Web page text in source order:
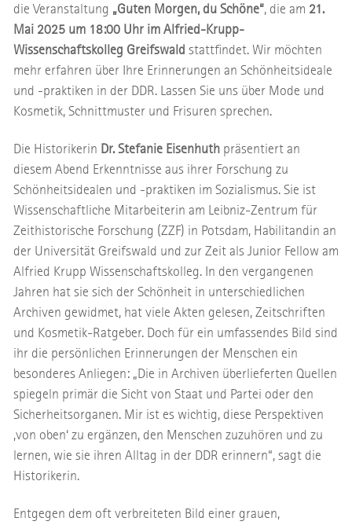
die Veranstaltung „Guten Morgen, du Schöne“, die am 21.
Mai 2025 um 18:00 Uhr im Alfried-Krupp-
Wissenschaftskolleg Greifswald stattfindet. Wir möchten
mehr erfahren über Ihre Erinnerungen an Schönheitsideale
und -praktiken in der DDR. Lassen Sie uns über Mode und
Kosmetik, Schnittmuster und Frisuren sprechen.
Die Historikerin Dr. Stefanie Eisenhuthpräsentiert an
diesem Abend Erkenntnisse aus ihrer Forschung zu
Schönheitsidealen und -praktiken im Sozialismus. Sie ist
Wissenschaftliche Mitarbeiterin am Leibniz-Zentrum für
Zeithistorische Forschung (ZZF) in Potsdam, Habilitandin an
der Universität Greifswald und zur Zeit als Junior Fellow am
Alfried Krupp Wissenschaftskolleg. In den vergangenen
Jahren hat sie sich der Schönheit in unterschiedlichen
Archiven gewidmet, hat viele Akten gelesen, Zeitschriften
und Kosmetik-Ratgeber. Doch für ein umfassendes Bild sind
ihr die persönlichen Erinnerungen der Menschen ein
besonderes Anliegen: „Die in Archiven überlieferten Quellen
spiegeln primär die Sicht von Staat und Partei oder den
Sicherheitsorganen. Mir ist es wichtig, diese Perspektiven
‚von oben‘ zu ergänzen, den Menschen zuzuhören und zu
lernen, wie sie ihren Alltag in der DDR erinnern“, sagt die
Historikerin.
Entgegen dem oft verbreiteten Bild einer grauen,